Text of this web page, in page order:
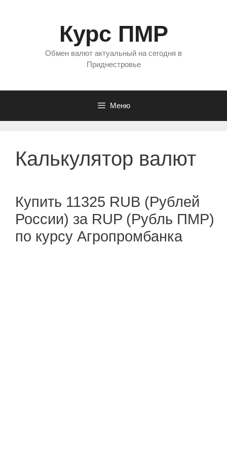
Курс ПМР
Обмен валют актуальный на сегодня в
Приднестровье
Меню
Калькулятор валют
Купить 11325 RUB (Рублей
России) за RUP (Рубль ПМР)
по курсу Агропромбанка